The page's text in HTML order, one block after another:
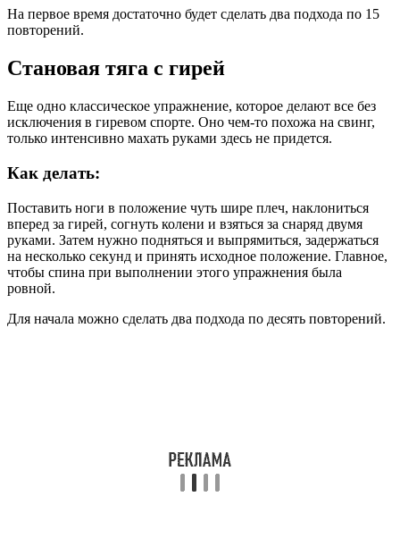
На первое время достаточно будет сделать два подхода по 15
повторений.
Становая тяга с гирей
Еще одно классическое упражнение, которое делают все без
исключения в гиревом спорте. Оно чем-то похожа на свинг,
только интенсивно махать руками здесь не придется.
Как делать:
Поставить ноги в положение чуть шире плеч, наклониться
вперед за гирей, согнуть колени и взяться за снаряд двумя
руками. Затем нужно подняться и выпрямиться, задержаться
на несколько секунд и принять исходное положение. Главное,
чтобы спина при выполнении этого упражнения была
ровной.
Для начала можно сделать два подхода по десять повторений.